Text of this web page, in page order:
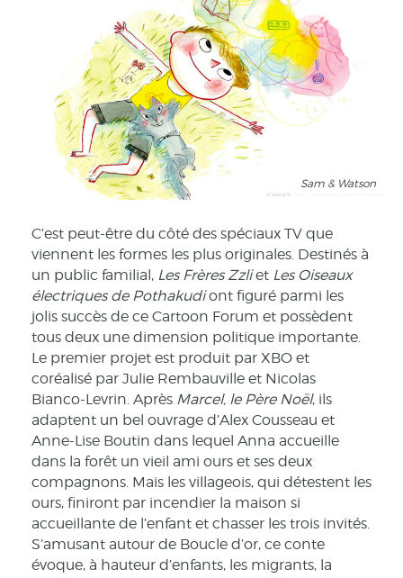
Sam & Watson
C’est peut-être du côté des spéciaux TV que
viennent les formes les plus originales. Destinés à
un public familial, Les Frères Zzliet Les Oiseaux
électriques de Pothakudiont figuré parmi les
jolis succès de ce Cartoon Forum et possèdent
tous deux une dimension politique importante.
Le premier projet est produit par XBO et
coréalisé par Julie Rembauville et Nicolas
Bianco-Levrin. Après Marcel, le Père Noël, ils
adaptent un bel ouvrage d’Alex Cousseau et
Anne-Lise Boutin dans lequel Anna accueille
dans la forêt un vieil ami ours et ses deux
compagnons. Mais les villageois, qui détestent les
ours, finiront par incendier la maison si
accueillante de l’enfant et chasser les trois invités.
S’amusant autour de Boucle d’or, ce conte
évoque, à hauteur d’enfants, les migrants, la